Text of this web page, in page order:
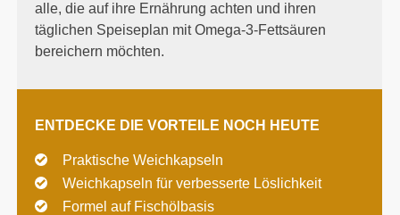
alle, die auf ihre Ernährung achten und ihren
täglichen Speiseplan mit Omega-3-Fettsäuren
bereichern möchten.
ENTDECKE DIE VORTEILE NOCH HEUTE
Praktische Weichkapseln
Weichkapseln für verbesserte Löslichkeit
Formel auf Fischölbasis